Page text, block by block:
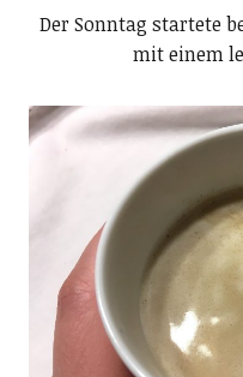
Der Sonntag startete
mit einem